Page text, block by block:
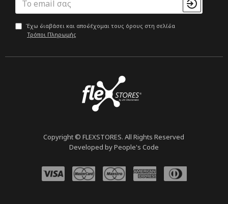
Έχω διαβάσει και αποδέχομαι τους όρους στη σελίδα
Τρόποι Πληρωμής
Copyright © FLEXSTORES. All Rights Reserved
Developed by People's Code